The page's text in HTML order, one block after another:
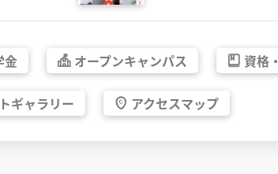
金 オープンキャンパス 資格・
ギャラリー アクセスマップ